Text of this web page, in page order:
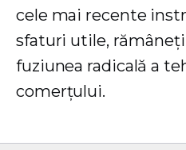
cele mai recente
sfaturi utile,
fuziunea radicală a
comerțului.